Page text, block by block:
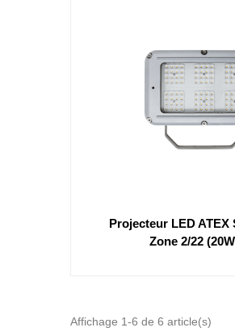
Projecteur LED ATEX
Zone 2/22
Affichage 1-6 de 6 article(s)